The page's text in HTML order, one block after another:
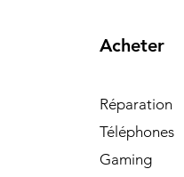
Acheter
Réparation
Téléphones
Gaming